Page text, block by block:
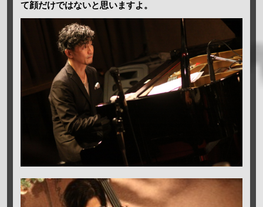
て顔だけではないと思いますよ。